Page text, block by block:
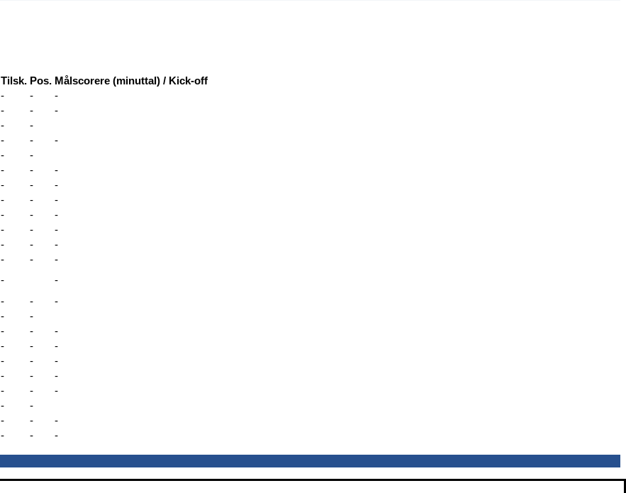
Tilsk. Pos. Målscorere (minuttal) / Kick-off
- -
-
- -
-
-
-
- -
-
-
-
- -
-
- -
-
- -
-
- -
-
- -
-
- -
-
- -
-
-
-
- -
-
-
-
- -
-
- -
-
- -
-
- -
-
- -
-
-
-
- -
-
- - -